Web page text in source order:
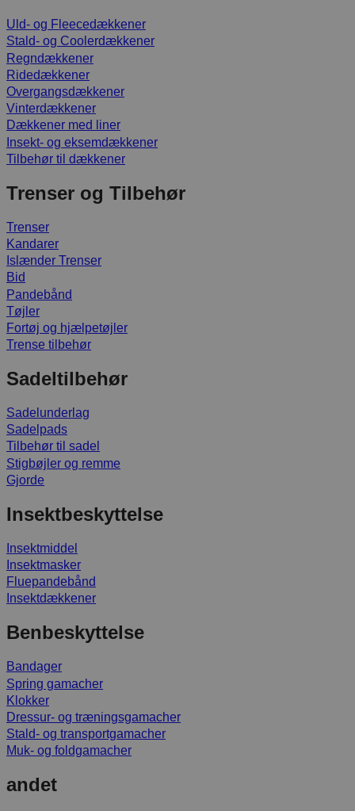
Uld- og Fleecedækkener
Stald- og Coolerdækkener
Regndækkener
Ridedækkener
Overgangsdækkener
Vinterdækkener
Dækkener med liner
Insekt- og eksemdækkener
Tilbehør til dækkener
Trenser og Tilbehør
Trenser
Kandarer
Islænder Trenser
Bid
Pandebånd
Tøjler
Fortøj og hjælpetøjler
Trense tilbehør
Sadeltilbehør
Sadelunderlag
Sadelpads
Tilbehør til sadel
Stigbøjler og remme
Gjorde
Insektbeskyttelse
Insektmiddel
Insektmasker
Fluepandebånd
Insektdækkener
Benbeskyttelse
Bandager
Spring gamacher
Klokker
Dressur- og træningsgamacher
Stald- og transportgamacher
Muk- og foldgamacher
andet